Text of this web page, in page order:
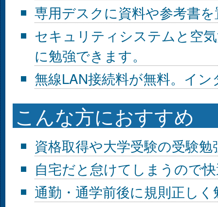
専用デスクに資料や参考書
セキュリティシステムと空
に勉強できます。
無線LAN接続料が無料。イ
こんな方におすすめ
資格取得や大学受験の受験
自宅だと怠けてしまうので
通勤・通学前後に規則正し